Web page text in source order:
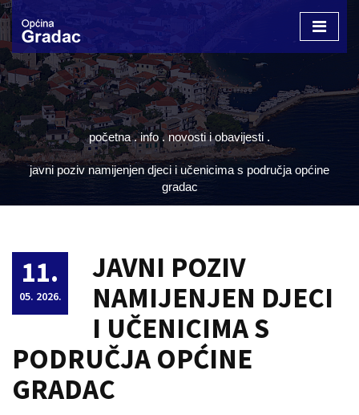
Otvori
početna . info . novosti i obavijesti .
javni poziv namijenjen djeci i učenicima s područja općine
gradac
11.
05. 2026.
JAVNI POZIV
NAMIJENJEN DJECI
I UČENICIMA S
PODRUČJA OPĆINE
GRADAC